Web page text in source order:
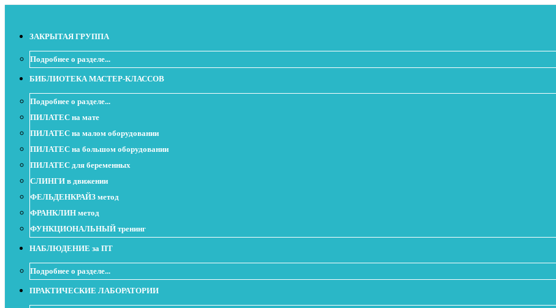
ЗАКРЫТАЯ ГРУППА
Подробнее о разделе...
БИБЛИОТЕКА МАСТЕР-КЛАССОВ
Подробнее о разделе...
ПИЛАТЕС на мате
ПИЛАТЕС на малом оборудовании
ПИЛАТЕС на большом оборудовании
ПИЛАТЕС для беременных
СЛИНГИ в движении
ФЕЛЬДЕНКРАЙЗ метод
ФРАНКЛИН метод
ФУНКЦИОНАЛЬНЫЙ тренинг
НАБЛЮДЕНИЕ за ПТ
Подробнее о разделе...
ПРАКТИЧЕСКИЕ ЛАБОРАТОРИИ